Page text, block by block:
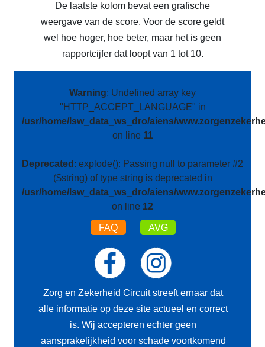
De laatste kolom bevat een grafische
weergave van de score. Voor de score geldt
wel hoe hoger, hoe beter, maar het is geen
rapportcijfer dat loopt van 1 tot 10.
Warning: Undefined array key
"HTTP_ACCEPT_LANGUAGE" in
/usr/home/lsw_data_ws_dro/aiens/
on line 11
Deprecated : explode(): Passing null to parameter #2
($string) of type string is deprecated in
/usr/home/lsw_data_ws_dro/aiens/
on line 12
FAQ AVG
Zorg en Zekerheid Circuit streeft ernaar dat
alle informatie op deze site actueel en correct
is. Wij accepteren echter geen
aansprakelijkheid voor schade voortkomend